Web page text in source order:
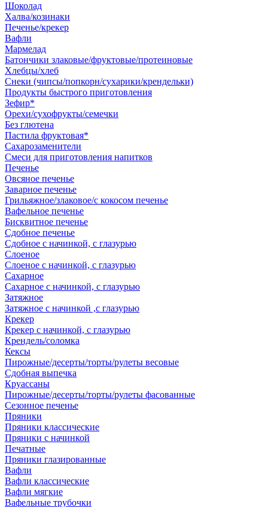
Шоколад
Халва/козинаки
Печенье/крекер
Вафли
Мармелад
Батончики злаковые/фруктовые/протеиновые
Хлебцы/хлеб
Снеки (чипсы/попкорн/сухарики/крендельки)
Продукты быстрого приготовления
Зефир*
Орехи/сухофрукты/семечки
Без глютена
Пастила фруктовая*
Сахарозаменители
Смеси для приготовления напитков
Печенье
Овсяное печенье
Заварное печенье
Грильяжное/злаковое/с кокосом печенье
Вафельное печенье
Бисквитное печенье
Сдобное печенье
Сдобное с начинкой, с глазурью
Слоеное
Слоеное с начинкой, с глазурью
Сахарное
Сахарное с начинкой, с глазурью
Затяжное
Затяжное с начинкой ,с глазурью
Крекер
Крекер с начинкой, с глазурью
Крендель/соломка
Кексы
Пирожные/десерты/торты/рулеты весовые
Сдобная выпечка
Круассаны
Пирожные/десерты/торты/рулеты фасованные
Сезонное печенье
Пряники
Пряники классические
Пряники с начинкой
Печатные
Пряники глазированные
Вафли
Вафли классические
Вафли мягкие
Вафельные трубочки